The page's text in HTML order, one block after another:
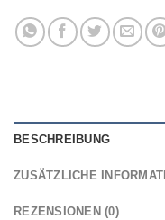
BESCHREIBUNG
ZUSÄTZLICHE
REZENSIONEN (0)